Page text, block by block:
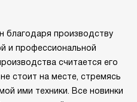
благодаря производству
и профессиональной
считается его
стоит на месте, стремясь
ими техники. Все новинки